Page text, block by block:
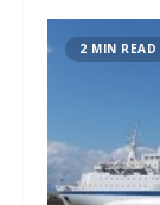
2 MIN READ